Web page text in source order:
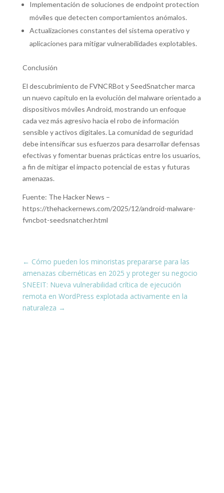
Implementación de soluciones de endpoint protection
móviles que detecten comportamientos anómalos.
Actualizaciones constantes del sistema operativo y
aplicaciones para mitigar vulnerabilidades explotables.
Conclusión
El descubrimiento de FVNCRBot y SeedSnatcher marca
un nuevo capítulo en la evolución del malware orientado a
dispositivos móviles Android, mostrando un enfoque
cada vez más agresivo hacia el robo de información
sensible y activos digitales. La comunidad de seguridad
debe intensificar sus esfuerzos para desarrollar defensas
efectivas y fomentar buenas prácticas entre los usuarios,
a fin de mitigar el impacto potencial de estas y futuras
amenazas.
Fuente: The Hacker News –
https://thehackernews.com/2025/12/android-malware-
fvncbot-seedsnatcher.html
← Cómo pueden los minoristas prepararse para las
amenazas cibernéticas en 2025 y proteger su negocio
SNEEIT: Nueva vulnerabilidad crítica de ejecución
remota en WordPress explotada activamente en la
naturaleza →